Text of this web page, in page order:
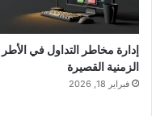
إدارة مخاطر التداول في الأطر
الزمنية القصيرة
فبراير 18, 2026